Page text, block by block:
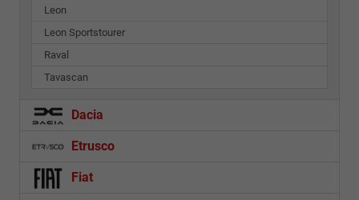
Leon
Leon Sportstourer
Raval
Tavascan
Dacia
Etrusco
Fiat